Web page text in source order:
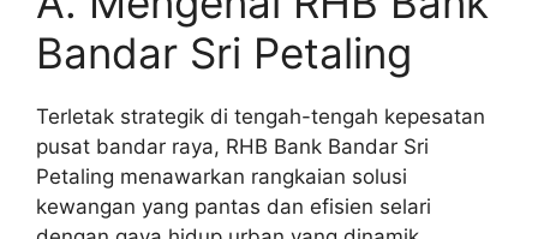
Bandar Sri Petaling
Terletak strategik di tengah-tengah kepesatan
pusat bandar raya, RHB Bank Bandar Sri
Petaling menawarkan rangkaian solusi
kewangan yang pantas dan efisien selari